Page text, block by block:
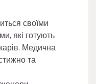
своїми
які готують
Медична
та